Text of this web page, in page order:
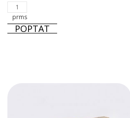
Měkké
dřevo,
sypané,
štípané,
prms
POPTAT